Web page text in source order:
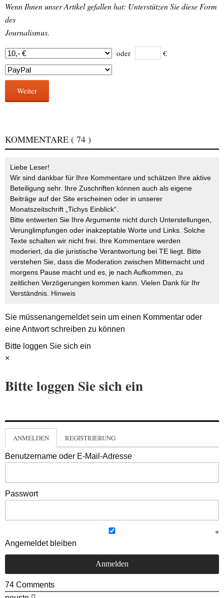
Wenn Ihnen unser Artikel gefallen hat: Unterstützen Sie diese Form
des
Journalismus.
oder €
Weiter
KOMMENTARE ( 74 )
Liebe Leser!
Wir sind dankbar für Ihre Kommentare und schätzen Ihre aktive
Beteiligung sehr. Ihre Zuschriften können auch als eigene
Beiträge auf der Site erscheinen oder in unserer
Monatszeitschrift „Tichys Einblick“.
Bitte entwerten Sie Ihre Argumente nicht durch Unterstellungen,
Verunglimpfungen oder inakzeptable Worte und Links. Solche
Texte schalten wir nicht frei. Ihre Kommentare werden
moderiert, da die juristische Verantwortung bei TE liegt. Bitte
verstehen Sie, dass die Moderation zwischen Mitternacht und
morgens Pause macht und es, je nach Aufkommen, zu
zeitlichen Verzögerungen kommen kann. Vielen Dank für Ihr
Verständnis. Hinweis
Sie müssenangemeldetsein um einen Kommentar oder
eine Antwort schreiben zu können
Bitte loggen Sie sich ein
×
Bitte loggen Sie sich ein
ANMELDEN REGISTRIERUNG
Benutzername oder E-Mail-Adresse
Passwort
Angemeldet bleiben
74 Comments